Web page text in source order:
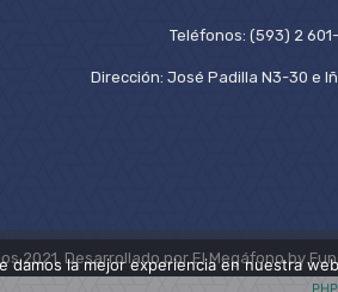
Teléfonos: (593) 2
Dirección: José Padilla N3-30 e
2021. Desarrollado por El Megáfono by
damos la mejor experiencia en nuestra